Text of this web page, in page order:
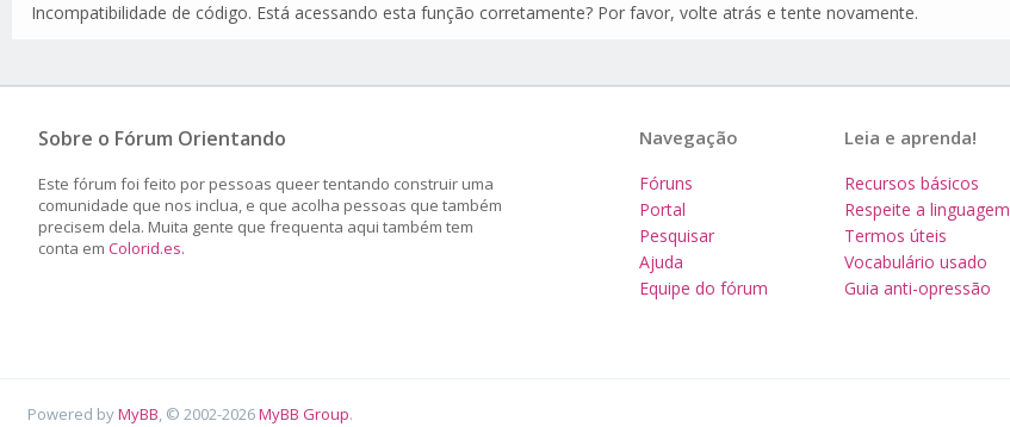
Incompatibilidade de código. Está acessando esta função corretamente? Por favor, volte atrás e tente novamente.
Sobre o Fórum Orientando
Este fórum foi feito por pessoas queer tentando construir uma
comunidade que nos inclua, e que acolha pessoas que também
precisem dela. Muita gente que frequenta aqui também tem
conta em Colorid.es.
Leia e aprenda!
Recursos básicos
Respeite a linguagem
Termos úteis
Vocabulário usado
Guia anti-opressão
Navegação
Fóruns
Portal
Pesquisar
Ajuda
Equipe do fórum
Powered byMyBB , © 2002-2026MyBB Group.